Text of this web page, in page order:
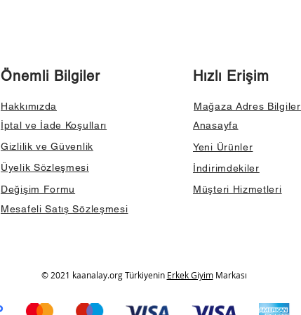
Önemli Bilgiler
Hakkımızda
İptal ve İade Koşulları
Gizlilik ve Güvenlik
Üyelik Sözleşmesi
Değişim Formu
Hızlı Erişim
Mağaza Adres
Anasayfa
Yeni Ürünler
İndirimdekiler
Müşteri Hizmetleri
Mesafeli Satış Sözleşmesi
© 2021 kaanalay.org Türkiyenin Erkek GiyimMarkası